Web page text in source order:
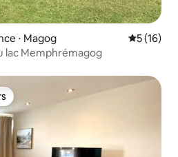
⋅ Magog
5 (16)
lac Memphrémagog